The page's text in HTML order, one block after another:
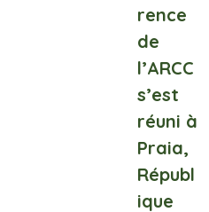
rence
de
l’ARCC
s’est
réuni à
Praia,
Républ
ique